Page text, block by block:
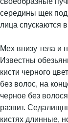
середины щек
лица спускаются
Мех внизу тела и
Известны
кисти черного
без волос, на
черное без
развит.
кистях длинные,